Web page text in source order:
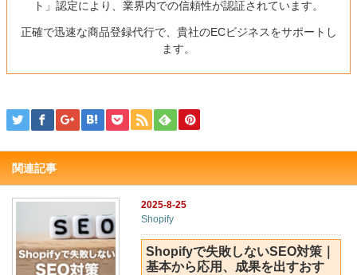
ト」認定により、業界内での信頼性が認証されています。
正確で迅速な商品登録代行で、貴社のECビジネスをサポートし
ます。
関連記事
2025-8-25
Shopify
Shopifyで失敗しないSEO対策｜
基本から応用、成果を出すおす